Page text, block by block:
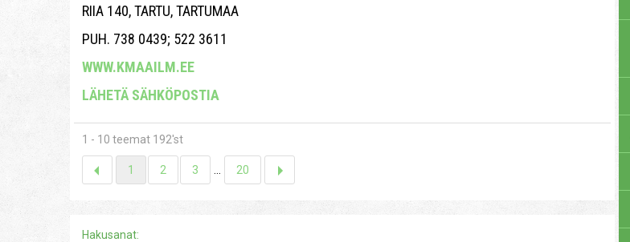
RIIA 140, TARTU, TARTUMAA
PUH. 738 0439; 522 3611
WWW.KMAAILM.EE
LÄHETÄ SÄHKÖPOSTIA
1 - 10 teemat 192'st
1 2 3 20
Hakusanat: